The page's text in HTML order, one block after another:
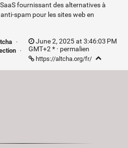
fournissant des alternatives à
spam pour les sites web en
·
·
June 2, 2025 at 3:46:03 PM
GMT+2 * · permalien
https://altcha.org/fr/